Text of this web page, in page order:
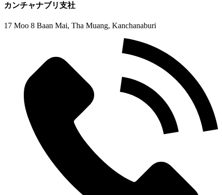
カンチャナブリ支社
17 Moo 8 Baan Mai, Tha Muang, Kanchanaburi